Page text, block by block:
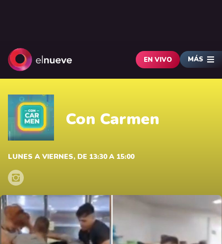
EN VIVO MÁS
Con Carmen
LUNES A VIERNES, DE 13:30 A 15:00